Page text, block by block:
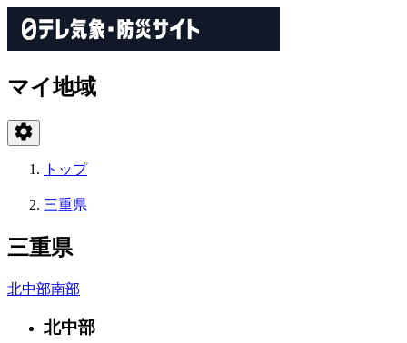
マイ地域
トップ
三重県
三重県
北中部南部
北中部